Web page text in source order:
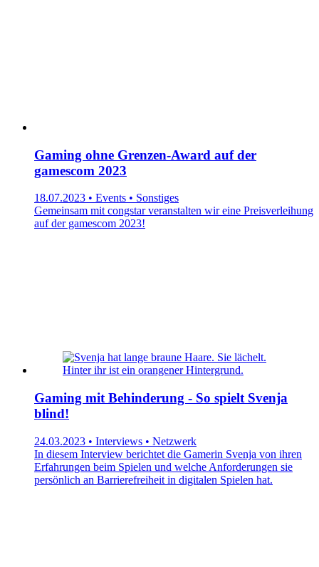
Gaming ohne Grenzen-Award auf der
gamescom 2023
18.07.2023 • Events • Sonstiges
Gemeinsam mit congstar veranstalten wir eine Preisverleihung
auf der gamescom 2023!
Gaming mit Behinderung - So spielt Svenja
blind!
24.03.2023 • Interviews • Netzwerk
In diesem Interview berichtet die Gamerin Svenja von ihren
Erfahrungen beim Spielen und welche Anforderungen sie
persönlich an Barrierefreiheit in digitalen Spielen hat.